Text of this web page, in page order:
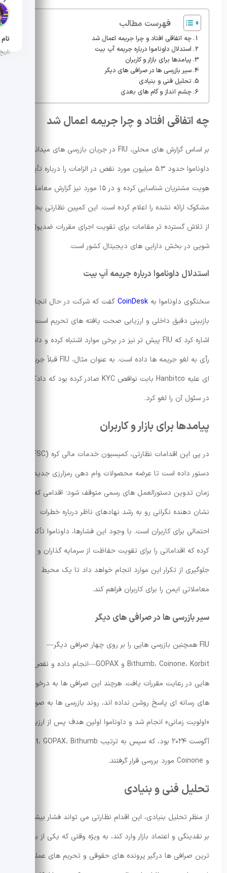
تاریخ
تاریخ
فهرست مطالب
چه اتفاقی افتاد و چرا جریمه اعمال شد
استدلال داوناموا درباره جریمه آپ بیت
پیامدها برای بازار و کاربران
سیر بازرسی ها در صرافی های دیگر
تحلیل فنی و بنیادی
چشم انداز و گام های بعدی
چه اتفاقی افتاد و چرا جریمه اعمال شد
بر اساس گزارش های محلی، FIU در جریان بازرسی های میدانی از
داوناموا حدود ۵.۳ میلیون مورد نقص در الزامات را درباره تأیید
هویت مشتریان شناسایی کرده و در ۱۵ مورد نیز گزارش معاملات
مشکوک ارائه نشده را اعلام کرده است. این کمپین نظارتی بخشی
از تلاش گسترده تر مقامات برای تقویت اجرای مقررات ضدپول
شویی در بخش دارایی های دیجیتال کشور است.
استدلال داوناموا درباره جریمه آپ بیت
سخنگوی داوناموا به CoinDesk گفت که شرکت در حال انجام
بازبینی دقیق داخلی و ارزیابی صحت یافته های تحریم است و
اشاره کرد که FIU پیش تر نیز در برخی موارد اشتباه کرده و دادگاه
رأی به لغو جریمه ها داده است. به عنوان مثال، FIU قبلاً جریمه
ای علیه Hanbitco بابت نواقص KYC صادر کرده بود که دادگاهی
در سئول آن را لغو کرد.
پیامدها برای بازار و کاربران
دستور داده است تا عرضه محصولات وام دهی رمزارزی جدید تا
زمان تدوین دستورالعمل های رسمی متوقف شود؛ اقدامی که
نشان دهنده نگرانی رو به رشد نهادهای ناظر درباره خطرات
احتمالی برای کاربران است. با وجود این فشارها، داوناموا تأکید
کرده که اقداماتی را برای تقویت حفاظت از سرمایه گذاران و
جلوگیری از تکرار این موارد انجام خواهد داد تا یک محیط
معاملاتی ایمن را برای کاربران فراهم کند.
سیر بازرسی ها در صرافی های دیگر
FIU همچنین بازرسی هایی را بر روی چهار صرافی دیگر—
Bithumb، Coinone، Korbit و GOPAX—انجام داده و نقص
هایی در رعایت مقررات یافت. هرچند این صرافی ها به درخواست
های رسانه ای پاسخ روشن نداده اند، روند بازرسی ها به صورت
«اولویت زمانی» انجام شد و داوناموا اولین هدف پس از ارزیابی
آگوست ۲۰۲۴ بود، که سپس به ترتیب Korbit، GOPAX، Bithumb
و Coinone مورد بررسی قرار گرفتند.
تحلیل فنی و بنیادی
از منظر تحلیل بنیادی، این اقدام نظارتی می تواند فشار بیشتری
بر نقدینگی و اعتماد بازار وارد کند، به ویژه وقتی که یکی از بزرگ
ترین صرافی ها درگیر پرونده های حقوقی و تحریم های عملیاتی